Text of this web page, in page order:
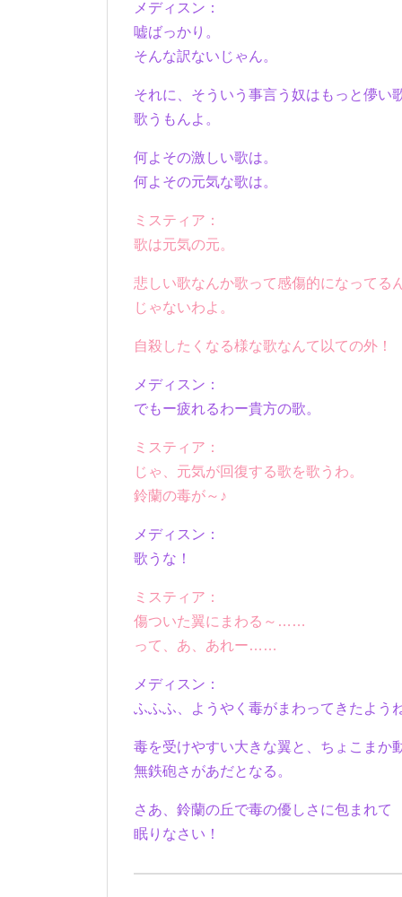
メディスン：
嘘ばっかり。
そんな訳ないじゃん。
それに、そういう事言う奴はもっと儚い
歌うもんよ。
何よその激しい歌は。
何よその元気な歌は。
ミスティア：
歌は元気の元。
悲しい歌なんか歌って感傷的になってる
じゃないわよ。
自殺したくなる様な歌なんて以ての外！
メディスン：
でもー疲れるわー貴方の歌。
ミスティア：
じゃ、元気が回復する歌を歌うわ。
鈴蘭の毒が～♪
メディスン：
歌うな！
ミスティア：
傷ついた翼にまわる～……
って、あ、あれー……
メディスン：
ふふふ、ようやく毒がまわってきたよう
毒を受けやすい大きな翼と、ちょこまか
無鉄砲さがあだとなる。
さあ、鈴蘭の丘で毒の優しさに包まれて
眠りなさい！